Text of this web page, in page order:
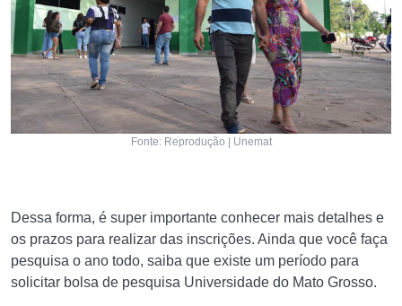
Fonte: Reprodução | Unemat
Dessa forma, é super importante conhecer mais detalhes e
os prazos para realizar das inscrições. Ainda que você faça
pesquisa o ano todo, saiba que existe um período para
solicitar bolsa de pesquisa Universidade do Mato Grosso.